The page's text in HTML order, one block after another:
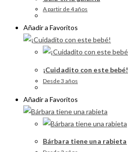
A partir de 4 años
Añadir a Favoritos
¡Cuidadito con este bebé!
Desde 3 años
Añadir a Favoritos
Bárbara tiene una rabieta